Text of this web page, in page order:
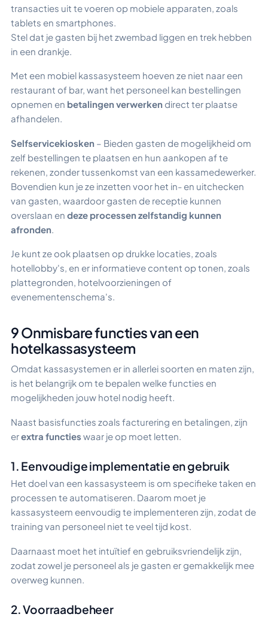
transacties uit te voeren op mobiele apparaten, zoals
tablets en smartphones.
Stel dat je gasten bij het zwembad liggen en trek hebben
in een drankje.
Met een mobiel kassasysteem hoeven ze niet naar een
restaurant of bar, want het personeel kan bestellingen
opnemen en betalingen verwerken direct ter plaatse
afhandelen.
Selfservicekiosken – Bieden gasten de mogelijkheid om
zelf bestellingen te plaatsen en hun aankopen af te
rekenen, zonder tussenkomst van een kassamedewerker.
Bovendien kun je ze inzetten voor het in- en uitchecken
van gasten, waardoor gasten de receptie kunnen
overslaan en deze processen zelfstandig kunnen
afronden
Je kunt ze ook plaatsen op drukke locaties, zoals
hotellobby's, en er informatieve content op tonen, zoals
plattegronden, hotelvoorzieningen of
evenementenschema's.
9 Onmisbare functies van een
hotelkassasysteem
Omdat kassasystemen er in allerlei soorten en maten zijn,
is het belangrijk om te bepalen welke functies en
mogelijkheden jouw hotel nodig heeft.
Naast basisfuncties zoals facturering en betalingen, zijn
erextra functies waar je op moet letten.
1. Eenvoudige implementatie en gebruik
Het doel van een kassasysteem is om specifieke taken en
processen te automatiseren. Daarom moet je
kassasysteem eenvoudig te implementeren zijn, zodat de
training van personeel niet te veel tijd kost.
Daarnaast moet het intuïtief en gebruiksvriendelijk zijn,
zodat zowel je personeel als je gasten er gemakkelijk mee
overweg kunnen.
2. Voorraadbeheer